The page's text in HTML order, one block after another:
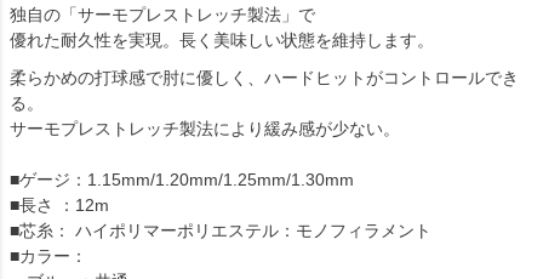
独自の「サーモプレストレッチ製法」で
優れた耐久性を実現。長く美味しい状態を維持します。
柔らかめの打球感で肘に優しく、ハードヒットがコントロールでき
る。
サーモプレストレッチ製法により緩み感が少ない。
■ゲージ：1.15mm/1.20mm/1.25mm/1.30mm
■長さ ：12m
■芯糸： ハイポリマーポリエステル：モノフィラメント
■カラー：